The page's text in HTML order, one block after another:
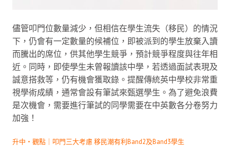
儘管叩門位數量減少，但相信在學生流失（移民）的情況
下，仍會有一定數量的候補位，即被派到的學生放棄入讀
而騰出的席位，供其他學生競爭，預計競爭程度與往年相
近。同時，即使學生未曾報讀該中學，若透過面試表現及
誠意搭救等，仍有機會獲取錄。提醒傳統英中學校非常重
視學術成績，通常會設有筆試來甄選學生。為了避免浪費
是次機會，需要進行筆試的同學需要在中英數各分卷努力
加強！
升中・觀點｜叩門三大考慮 移民潮有利Band2及Band3學生